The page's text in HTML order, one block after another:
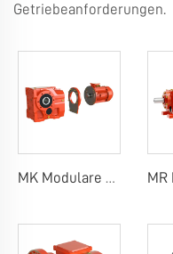
Getriebeanforderungen.
MK Modulare Kegelrad-Schneckenradgetriebe